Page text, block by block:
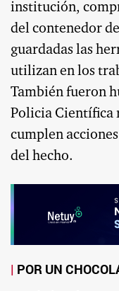
institución,
del contenedor
guardadas las
utilizan en los
También fueron
Policia Científica
cumplen
del hecho.
POR UN